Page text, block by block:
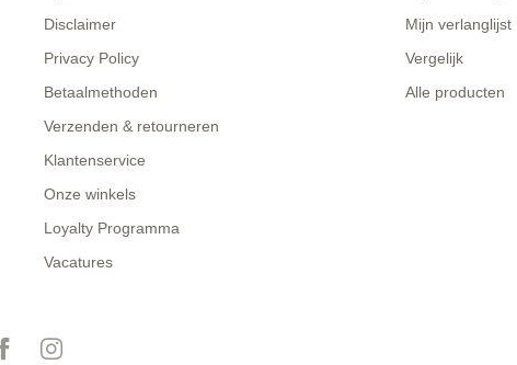
Disclaimer
Privacy Policy
Betaalmethoden
Verzenden & retourneren
Klantenservice
Onze winkels
Loyalty Programma
Vacatures
Mijn verlanglijst
Vergelijk
Alle producten